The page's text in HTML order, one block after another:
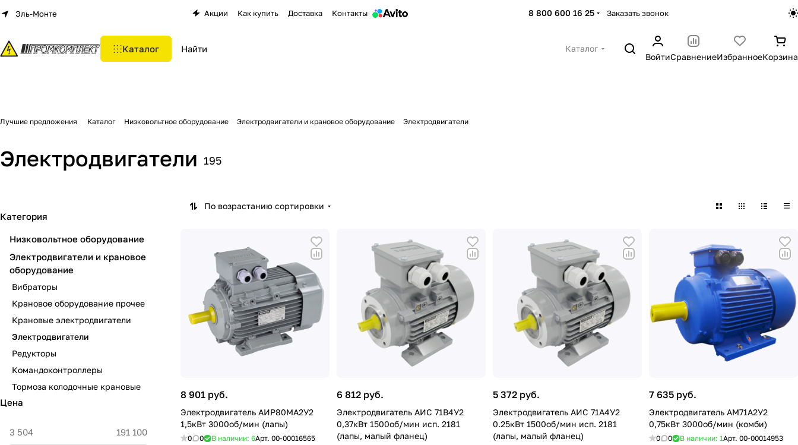
Эль-Монте Акции Как купить Доставка Контакты 8 800 600 16 25 Заказать звонок
Каталог
Каталог
ВойтиСравнениеИзбранноеКорзина
Лучшие предложения Каталог Низковольтное оборудование Электродвигатели и крановое оборудование Электродвигатели
Электродвигатели 195
По возрастанию сортировки
8 901 руб.
Электродвигатель АИР80МА2У2
1,5кВт 3000об/мин (лапы)
0 0 В наличии: 6Арт. 00-00016565
6 812 руб.
Электродвигатель АИС 71В4У2
0,37кВт 1500об/мин исп. 2181
(лапы, малый фланец)
5 372 руб.
Электродвигатель АИС 71А4У2
0.25кВт 1500об/мин исп. 2181
(лапы, малый фланец)
7 635 руб.
Электродвигатель АМ71А2У2
0,75кВт 3000об/мин (комби)
0 0 В наличии: 1Арт. 00-00014953
Категория
Низковольтное оборудование
Электродвигатели и крановое
оборудование
Вибраторы
Крановое оборудование прочее
Крановые электродвигатели
Электродвигатели
Редукторы
Командоконтроллеры
Тормоза колодочные крановые
Цена